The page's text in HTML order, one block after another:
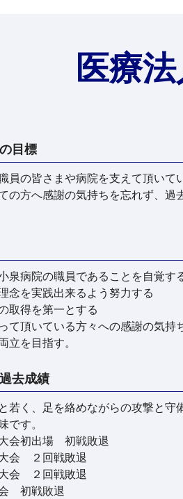
医療
目標
員の皆さまや病院を支えて頂いて
の方へ感謝の気持ちを忘れず、過
泉病院の職員であることを自覚す
念を実践出来るよう努力する
取得を第一とする
て頂いている方々への感謝の気持
を目指す。
去成績
若く、足を絡めながらの攻撃と守
す。
会初出場 初戦敗退
会 ２回戦敗退
会 ２回戦敗退
初戦敗退